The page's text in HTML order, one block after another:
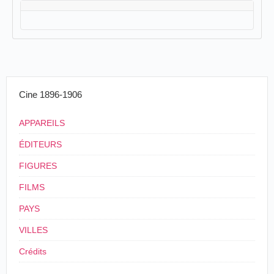
Cine 1896-1906
APPAREILS
ÉDITEURS
FIGURES
FILMS
PAYS
VILLES
Crédits